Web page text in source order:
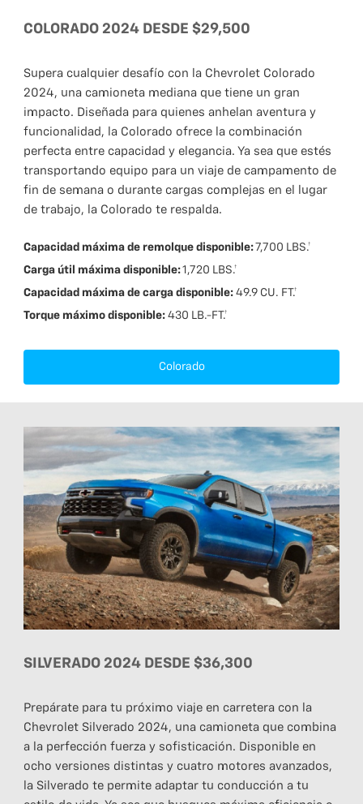
COLORADO 2024 DESDE $29,500
Supera cualquier desafío con la Chevrolet Colorado
2024, una camioneta mediana que tiene un gran
impacto. Diseñada para quienes anhelan aventura y
funcionalidad, la Colorado ofrece la combinación
perfecta entre capacidad y elegancia. Ya sea que estés
transportando equipo para un viaje de campamento de
fin de semana o durante cargas complejas en el lugar
de trabajo, la Colorado te respalda.
Capacidad máxima de remolque disponible: 7,700 LBS.†
Carga útil máxima disponible:1,720 LBS.†
Capacidad máxima de carga disponible: 49.9 CU. FT.†
Torque máximo disponible: 430 LB.-FT.†
Colorado
SILVERADO 2024 DESDE $36,300
Prepárate para tu próximo viaje en carretera con la
Chevrolet Silverado 2024, una camioneta que combina
a la perfección fuerza y ​​sofisticación. Disponible en
ocho versiones distintas y cuatro motores avanzados,
la Silverado te permite adaptar tu conducción a tu